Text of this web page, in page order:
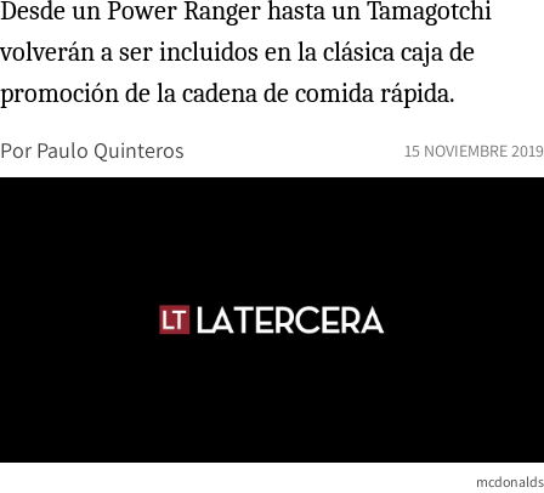
Desde un Power Ranger hasta un Tamagotchi
volverán a ser incluidos en la clásica caja de
promoción de la cadena de comida rápida.
Por Paulo Quinteros 15 NOVIEMBRE 2019
mcdonalds